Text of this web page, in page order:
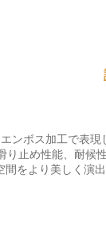
ンボス加工で表
り止め性能、耐候
をより美しく演